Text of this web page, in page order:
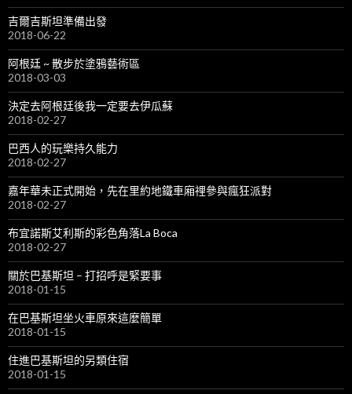
吉爾吉斯坦準備出發
2018-06-22
阿根廷 ~ 散步於塗鴉藝術區
2018-03-03
決定去阿根廷後我一定要去伊瓜蘇
2018-02-27
巴西人的玩樂持久能力
2018-02-27
嘉年華未正式開始，先在里約地鐵車廂𥚃參與瘋狂派對
2018-02-27
布宜諾斯艾利斯的彩色角落La Boca
2018-02-27
關於巴基斯坦 – 打招呼是緊要事
2018-01-15
在巴基斯坦坐火車原來這麼簡單
2018-01-15
住進巴基斯坦的另類住宿
2018-01-15